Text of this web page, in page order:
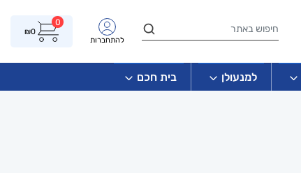
להתחברות
0
₪0
למנעולן בית חכם